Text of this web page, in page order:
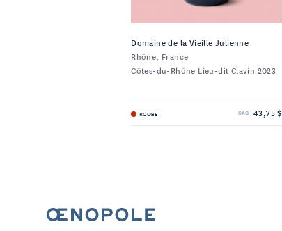
Domaine de la Vieille Julienne
Rhône, France
Côtes-du-Rhône Lieu-dit Clavin 2023
ROUGE SAQ 43,75 $